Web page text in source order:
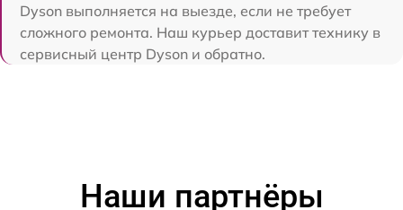
Dyson выполняется на выезде, если не требует
сложного ремонта. Наш курьер доставит технику в
сервисный центр Dyson и обратно.
Наши партнёры